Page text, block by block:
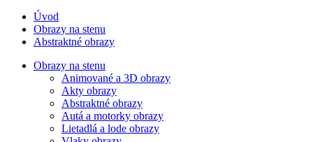
Úvod
Obrazy na stenu
Abstraktné obrazy
Obrazy na stenu
Animované a 3D obrazy
Akty obrazy
Abstraktné obrazy
Autá a motorky obrazy
Lietadlá a lode obrazy